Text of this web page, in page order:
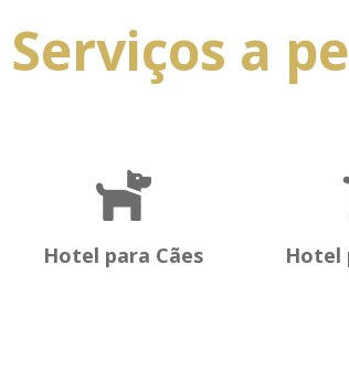
Serviços a
Hotel para Cães Hotel